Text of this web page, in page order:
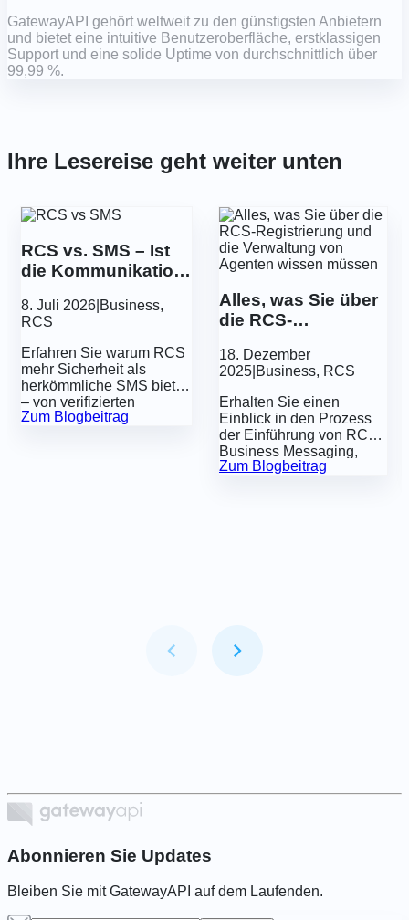
GatewayAPI gehört weltweit zu den günstigsten Anbietern
und bietet eine intuitive Benutzeroberfläche, erstklassigen
Support und eine solide Uptime von durchschnittlich über
99,99 %.
Ihre Lesereise geht weiter unten
RCS vs. SMS – Ist
die Kommunikation
sicherer?
8. Juli 2026| Business,
RCS
Erfahren Sie warum RCS
mehr Sicherheit als
herkömmliche SMS bietet
– von verifizierten
Unternehmensprofilen
Zum Blogbeitrag
Alles, was Sie über
die RCS-
die Verwaltung von
Agenten wissen
müssen
18. Dezember
2025 Business, RCS
Erhalten Sie einen
Einblick in den Prozess
der Einführung von RCS
Business Messaging,
einschließlich der
Zum Blogbeitrag
Abonnieren Sie Updates
Bleiben Sie mit GatewayAPI auf dem Laufenden.